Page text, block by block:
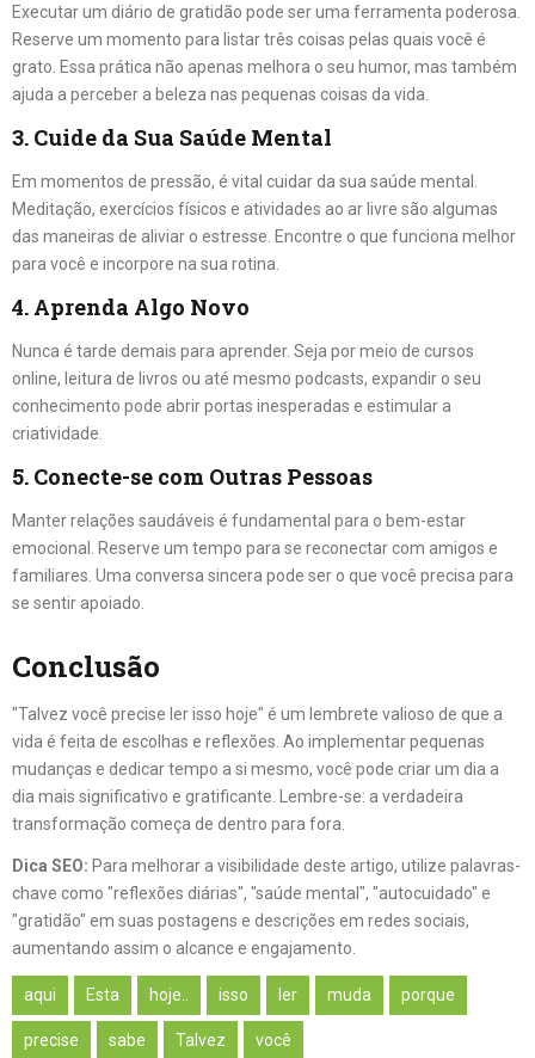
Executar um diário de gratidão pode ser uma ferramenta poderosa.
Reserve um momento para listar três coisas pelas quais você é
grato. Essa prática não apenas melhora o seu humor, mas também
ajuda a perceber a beleza nas pequenas coisas da vida.
3. Cuide da Sua Saúde Mental
Em momentos de pressão, é vital cuidar da sua saúde mental.
Meditação, exercícios físicos e atividades ao ar livre são algumas
das maneiras de aliviar o estresse. Encontre o que funciona melhor
para você e incorpore na sua rotina.
4. Aprenda Algo Novo
Nunca é tarde demais para aprender. Seja por meio de cursos
online, leitura de livros ou até mesmo podcasts, expandir o seu
conhecimento pode abrir portas inesperadas e estimular a
criatividade.
5. Conecte-se com Outras Pessoas
Manter relações saudáveis é fundamental para o bem-estar
emocional. Reserve um tempo para se reconectar com amigos e
familiares. Uma conversa sincera pode ser o que você precisa para
se sentir apoiado.
Conclusão
"Talvez você precise ler isso hoje" é um lembrete valioso de que a
vida é feita de escolhas e reflexões. Ao implementar pequenas
mudanças e dedicar tempo a si mesmo, você pode criar um dia a
dia mais significativo e gratificante. Lembre-se: a verdadeira
transformação começa de dentro para fora.
Dica SEO: Para melhorar a visibilidade deste artigo, utilize palavras-
chave como "reflexões diárias", "saúde mental", "autocuidado" e
"gratidão" em suas postagens e descrições em redes sociais,
aumentando assim o alcance e engajamento.
aqui Esta hoje.. isso ler muda porque
precise sabe Talvez você